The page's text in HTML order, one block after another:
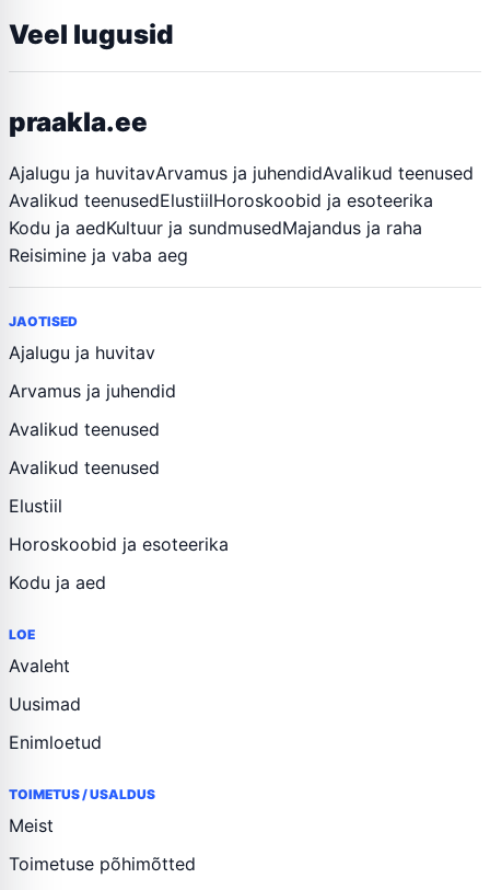
Veel lugusid
praakla.ee
Ajalugu ja huvitavArvamus ja juhendidAvalikud teenused
Avalikud teenusedElustiilHoroskoobid ja esoteerika
Kodu ja aedKultuur ja sundmusedMajandus ja raha
Reisimine ja vaba aeg
JAOTISED
Ajalugu ja huvitav
Arvamus ja juhendid
Avalikud teenused
Avalikud teenused
Elustiil
Horoskoobid ja esoteerika
Kodu ja aed
LOE
Avaleht
Uusimad
Enimloetud
TOIMETUS / USALDUS
Meist
Toimetuse põhimõtted